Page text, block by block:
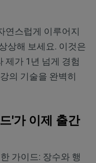
연스럽게 이루어지
상해 보세요. 이것은
제가 1년 넘게 경험
의 기술을 완벽히
'가 이제 출간
가이드: 장수와 행